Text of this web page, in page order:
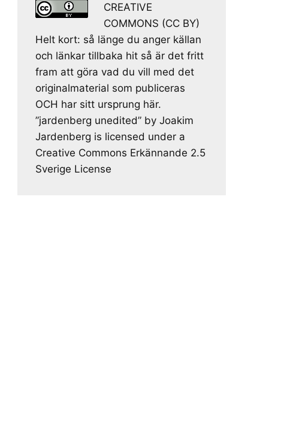
CREATIVE
COMMONS (CC BY)
Helt kort: så länge du anger källan
och länkar tillbaka hit så är det fritt
fram att göra vad du vill med det
originalmaterial som publiceras
OCH har sitt ursprung här.
”jardenberg unedited” by Joakim
Jardenberg is licensed under a
Creative Commons Erkännande 2.5
Sverige License